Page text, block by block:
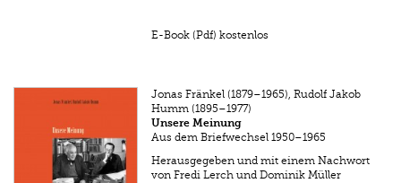
E-Book (Pdf) kostenlos
Jonas Fränkel (1879–1965), Rudolf Jakob
Humm (1895–1977)
Unsere Meinung
Aus dem Briefwechsel 1950–1965
Herausgegeben und mit einem Nachwort
von Fredi Lerch und Dominik Müller